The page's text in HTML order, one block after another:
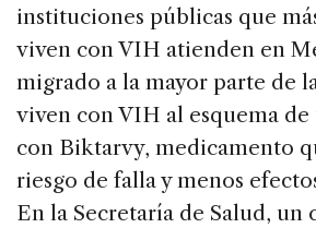
instituciones públicas que
viven con VIH atienden en
migrado a la mayor parte de
viven con VIH al esquema
con Biktarvy, medicamento
riesgo de falla y menos
En la Secretaría de Salud, un